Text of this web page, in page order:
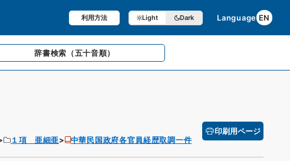
利用方法 Light Dark Language EN
辞書検索 （五十音順）
１項 亜細亜 中華民国政府各官員経歴取調一件
印刷用ページ